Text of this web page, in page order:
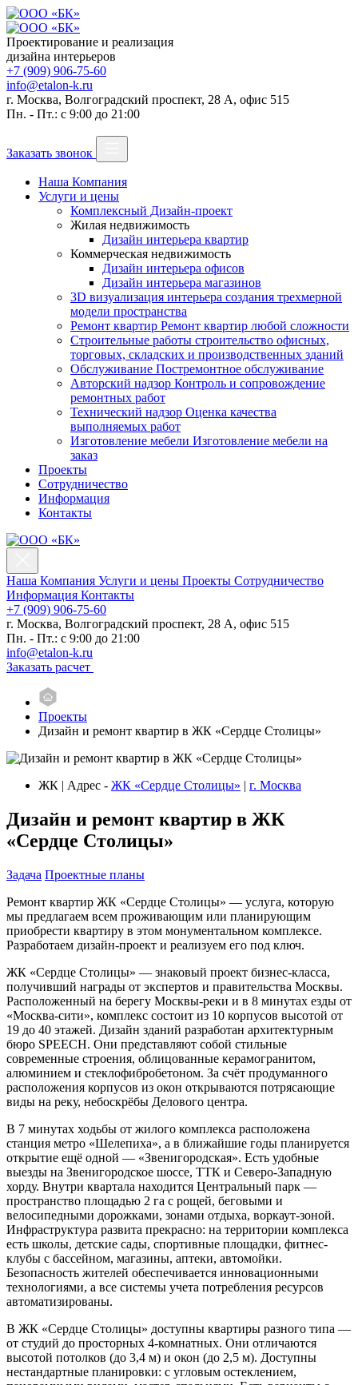
Проектирование и реализация
дизайна интерьеров
+7 (909) 906-75-60
info@etalon-k.ru
г. Москва, Волгоградский проспект, 28 А, офис 515
Пн. - Пт.: с 9:00 до 21:00
Заказать звонок
Наша Компания
Услуги и цены
Комплексный Дизайн-проект
Жилая недвижимость
Дизайн интерьера квартир
Коммерческая недвижимость
Дизайн интерьера офисов
Дизайн интерьера магазинов
3D визуализация интерьера создания трехмерной
модели пространства
Ремонт квартир Ремонт квартир любой сложности
Строительные работы строительство офисных,
торговых, складских и производственных зданий
Обслуживание Постремонтное обслуживание
Авторский надзор Контроль и сопровождение
ремонтных работ
Технический надзор Оценка качества
выполняемых работ
Изготовление мебели Изготовление мебели на
заказ
Проекты
Сотрудничество
Информация
Контакты
Наша Компания Услуги и цены Проекты Сотрудничество
Информация Контакты
+7 (909) 906-75-60
г. Москва, Волгоградский проспект, 28 А, офис 515
Пн. - Пт.: с 9:00 до 21:00
info@etalon-k.ru
Заказать расчет
Проекты
Дизайн и ремонт квартир в ЖК «Сердце Столицы»
ЖК | Адрес - ЖК «Сердце Столицы» | г. Москва
Дизайн и ремонт квартир в ЖК
«Сердце Столицы»
Задача Проектные планы
Ремонт квартир ЖК «Сердце Столицы» — услуга, которую
мы предлагаем всем проживающим или планирующим
приобрести квартиру в этом монументальном комплексе.
Разработаем дизайн-проект и реализуем его под ключ.
ЖК «Сердце Столицы» — знаковый проект бизнес-класса,
получивший награды от экспертов и правительства Москвы.
Расположенный на берегу Москвы-реки и в 8 минутах езды от
«Москва-сити», комплекс состоит из 10 корпусов высотой от
19 до 40 этажей. Дизайн зданий разработан архитектурным
бюро SPEECH. Они представляют собой стильные
современные строения, облицованные керамогранитом,
алюминием и стеклофибробетоном. За счёт продуманного
расположения корпусов из окон открываются потрясающие
виды на реку, небоскрёбы Делового центра.
В 7 минутах ходьбы от жилого комплекса расположена
станция метро «Шелепиха», а в ближайшие годы планируется
открытие ещё одной — «Звенигородская». Есть удобные
выезды на Звенигородское шоссе, ТТК и Северо-Западную
хорду. Внутри квартала находится Центральный парк —
пространство площадью 2 га с рощей, беговыми и
велосипедными дорожками, зонами отдыха, воркаут-зоной.
Инфраструктура развита прекрасно: на территории комплекса
есть школы, детские сады, спортивные площадки, фитнес-
клубы с бассейном, магазины, аптеки, автомойки.
Безопасность жителей обеспечивается инновационными
технологиями, а все системы учета потребления ресурсов
автоматизированы.
В ЖК «Сердце Столицы» доступны квартиры разного типа —
от студий до просторных 4-комнатных. Они отличаются
высотой потолков (до 3,4 м) и окон (до 2,5 м). Доступны
нестандартные планировки: с угловым остеклением,